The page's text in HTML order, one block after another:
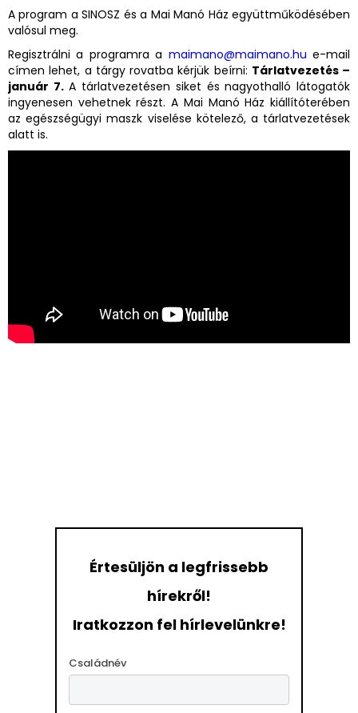
A program a SINOSZ és a Mai Manó Ház együttműködésében
valósul meg.
Regisztrálni a programra a maimano@maimano.hu e-mail
címen lehet, a tárgy rovatba kérjük beírni: Tárlatvezetés –
január 7.A tárlatvezetésen siket és nagyothalló látogatók
ingyenesen vehetnek részt. A Mai Manó Ház kiállítóterében
az egészségügyi maszk viselése kötelező, a tárlatvezetések
alatt is.
Értesüljön a legfrissebb
hírekről!
Iratkozzon fel hírlevelünkre!
Családnév